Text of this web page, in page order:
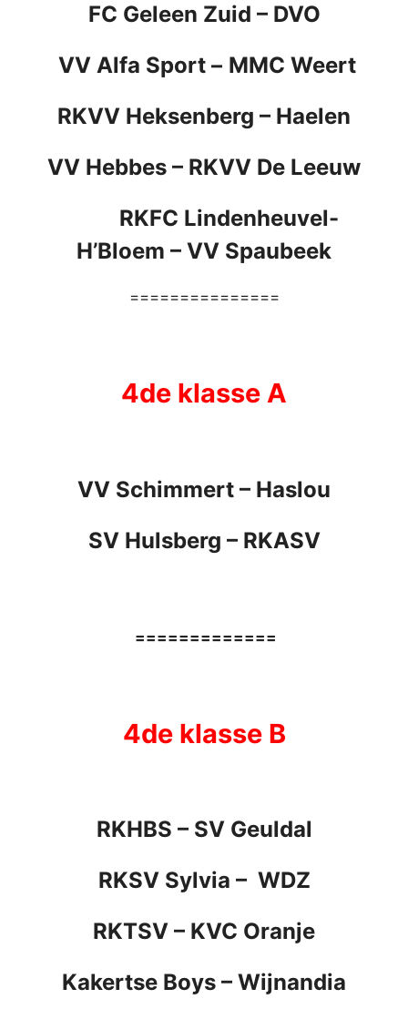
FC Geleen Zuid –DVO
VV Alfa Sport – MMC Weert
RKVV Heksenberg – Haelen
VV Hebbes – RKVV De Leeuw
RKFC Lindenheuvel-
H’Bloem – VV Spaubeek
===============
4de klasse A
VV Schimmert – Haslou
SV Hulsberg – RKASV
=============
4de klasse B
RKHBS –SV Geuldal
RKSV Sylvia – WDZ
RKTSV – KVC Oranje
Kakertse Boys – Wijnandia